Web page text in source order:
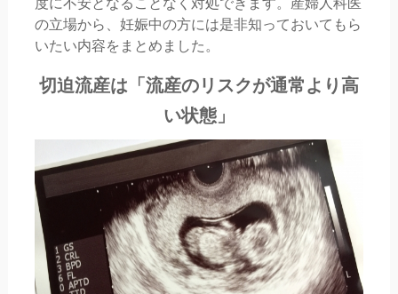
の立場から、妊娠中の方には是非知っておいてもら
いたい内容をまとめました。
切迫流産は「流産のリスクが通常より高
い状態」